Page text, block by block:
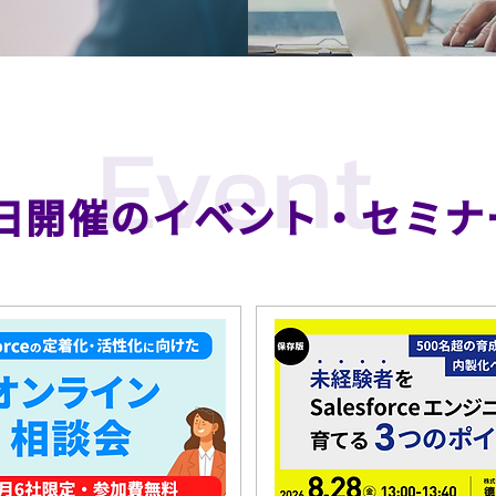
Event
開催のイベント・セミ